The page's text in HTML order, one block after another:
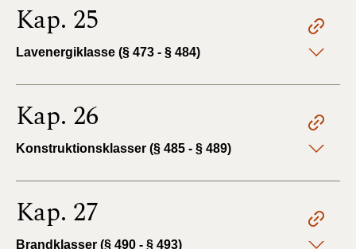
Kap. 25
Lavenergiklasse (§ 473 - § 484)
Kap. 26
Konstruktionsklasser (§ 485 - § 489)
Kap. 27
Brandklasser (§ 490 - § 493)